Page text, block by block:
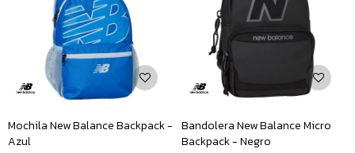
Mochila New Balance Backpack -
Azul
Bandolera New Balance Micro
Backpack - Negro